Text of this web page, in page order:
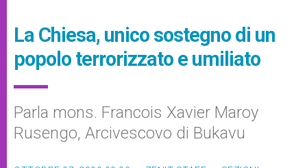
La Chiesa, unico sostegno di un
popolo terrorizzato e umiliato
Parla mons. Francois Xavier Maroy
Rusengo, Arcivescovo di Bukavu